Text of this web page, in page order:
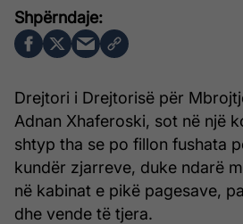
Drejtori i Drejtorisë për
Adnan Xhaferoski, sot në një
shtyp tha se po fillon fushata
kundër zjarreve, duke ndarë
në kabinat e pikë pagesave,
dhe vende të tjera.